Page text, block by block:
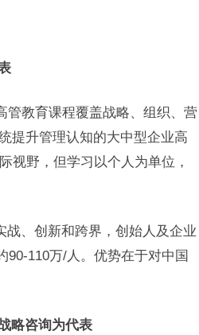
管教育课程覆盖战略、组织、营
提升管理认知的大中型企业高
视野，但学习以个人为单位，
战、创新和跨界，创始人及企业
90-110万/人。优势在于对中国
略咨询为代表